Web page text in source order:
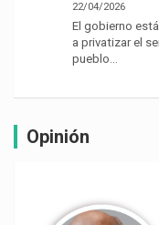
22/04/2026
El gobierno
a privatizar el
pueblo…
Opinión